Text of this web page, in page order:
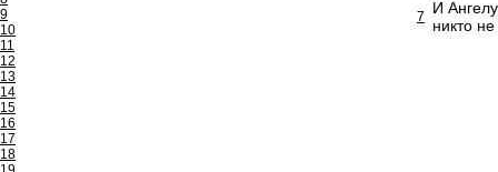
9
10
11
12
13
14
15
16
17
18
7
И
никто